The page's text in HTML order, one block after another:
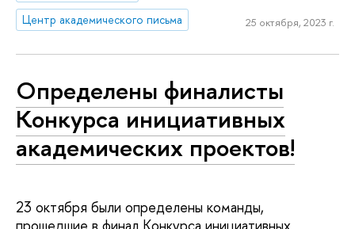
Центр академического письма
25 октября, 2023 г.
Определены финалисты
Конкурса инициативных
академических проектов!
23 октября были определены команды,